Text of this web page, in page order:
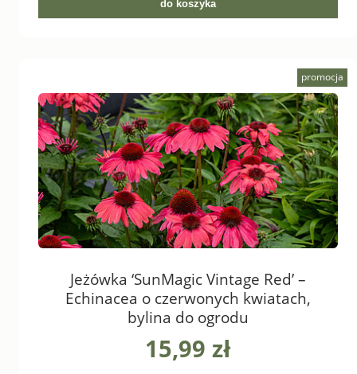
do koszyka
Jeżówka ‘SunMagic Vintage Red’ –
Echinacea o czerwonych kwiatach,
bylina do ogrodu
15,99 zł
promocja